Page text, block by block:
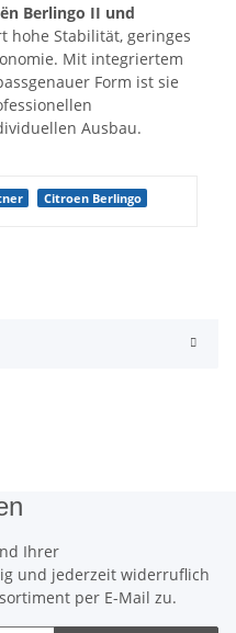
Berlingo II und
hohe Stabilität, geringes
Mit integriertem
Form ist sie
Ausbau.
Citroen Berlingo
Ihrer
und jederzeit widerruflich
per E-Mail zu.